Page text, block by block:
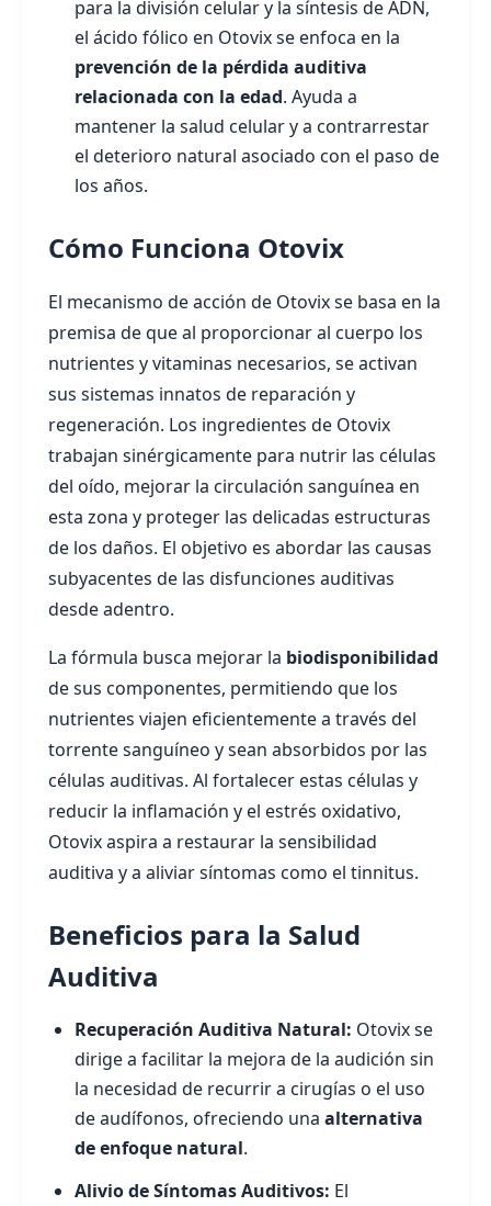
para la división celular y la síntesis de ADN,
el ácido fólico en Otovix se enfoca en la
prevención de la pérdida auditiva
relacionada con la edad. Ayuda a
mantener la salud celular y a contrarrestar
el deterioro natural asociado con el paso de
los años.
Cómo Funciona Otovix
El mecanismo de acción de Otovix se basa en la
premisa de que al proporcionar al cuerpo los
nutrientes y vitaminas necesarios, se activan
sus sistemas innatos de reparación y
regeneración. Los ingredientes de Otovix
trabajan sinérgicamente para nutrir las células
del oído, mejorar la circulación sanguínea en
esta zona y proteger las delicadas estructuras
de los daños. El objetivo es abordar las causas
subyacentes de las disfunciones auditivas
desde adentro.
La fórmula busca mejorar la biodisponibilidad
de sus componentes, permitiendo que los
nutrientes viajen eficientemente a través del
torrente sanguíneo y sean absorbidos por las
células auditivas. Al fortalecer estas células y
reducir la inflamación y el estrés oxidativo,
Otovix aspira a restaurar la sensibilidad
auditiva y a aliviar síntomas como el tinnitus.
Beneficios para la Salud
Auditiva
Recuperación Auditiva Natural: Otovix se
dirige a facilitar la mejora de la audición sin
la necesidad de recurrir a cirugías o el uso
de audífonos, ofreciendo una alternativa
de enfoque natural.
Alivio de Síntomas Auditivos: El